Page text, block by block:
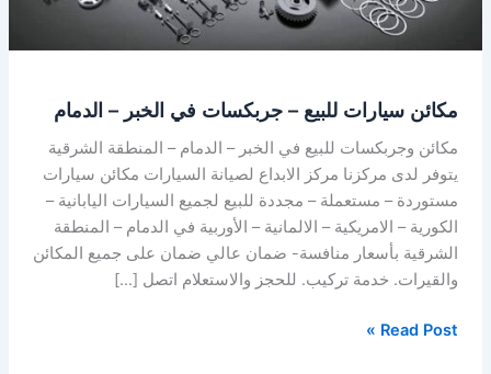
مكائن سيارات للبيع – جربكسات في الخبر – الدمام
مكائن وجربكسات للبيع في الخبر – الدمام – المنطقة الشرقية
يتوفر لدى مركزنا مركز الابداع لصيانة السيارات مكائن سيارات
مستوردة – مستعملة – مجددة للبيع لجميع السيارات اليابانية –
الكورية – الامريكية – الالمانية – الأوربية في الدمام – المنطقة
الشرقية بأسعار منافسة- ضمان عالي ضمان على جميع المكائن
والقيرات. خدمة تركيب. للحجز والاستعلام اتصل […]
Read Post »